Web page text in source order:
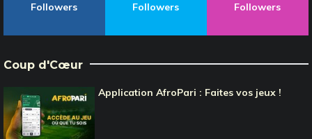
Followers
Followers
Followers
Coup d'Cœur
Application AfroPari : Faites vos jeux !